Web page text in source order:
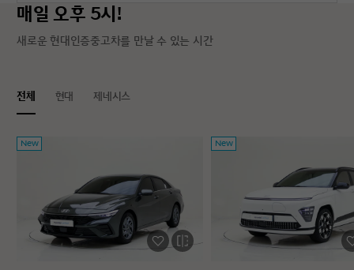
매일 오후 5시!
새로운 현대인증중고차를 만날 수 있는 시간
전체 현대 제네시스
New New